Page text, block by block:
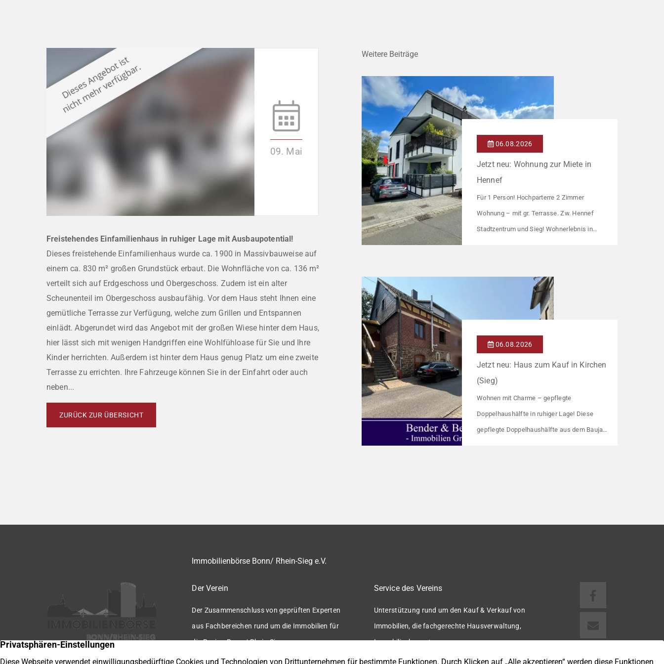
09. Mai
Freistehendes Einfamilienhaus in ruhiger Lage mit Ausbaupotential!
Dieses freistehende Einfamilienhaus wurde ca. 1900 in Massivbauweise auf
einem ca. 830 m² großen Grundstück erbaut. Die Wohnfläche von ca. 136 m²
verteilt sich auf Erdgeschoss und Obergeschoss. Zudem ist ein alter
Scheunenteil im Obergeschoss ausbaufähig. Vor dem Haus steht Ihnen eine
gemütliche Terrasse zur Verfügung, welche zum Grillen und Entspannen
einlädt. Abgerundet wird das Angebot mit der großen Wiese hinter dem Haus,
hier lässt sich mit wenigen Handgriffen eine Wohlfühloase für Sie und Ihre
Kinder herrichten. Außerdem ist hinter dem Haus genug Platz um eine zweite
Terrasse zu errichten. Ihre Fahrzeuge können Sie in der Einfahrt oder auch
neben...
ZURÜCK ZUR ÜBERSICHT
Weitere Beiträge
06.08.2026
Jetzt neu: Wohnung zur Miete in
Hennef
Für 1 Person! Hochparterre 2 Zimmer
Wohnung – mit gr. Terrasse. Zw. Hennef
Stadtzentrum und Sieg! Wohnerlebnis in
überzeugt durch ihre moderne
Raumaufteilung und zahlreiche hochwertige
Ausstattungsmerkmale: Parkettboden in den
Fensterfronten Fußbodenheizung Modern
gefliestes Badezimmer mit großem
06.08.2026
Jetzt neu: Haus zum Kauf in Kirchen
(Sieg)
Wohnen mit Charme – gepflegte
Doppelhaushälfte in ruhiger Lage! Diese
gepflegte Doppelhaushälfte aus dem Baujahr
Wohnräume präsentieren sich in einem
Immobilienbörse Bonn/ Rhein-Sieg e.V.
Der Verein
Der Zusammenschluss von geprüften Experten
aus Fachbereichen rund um die Immobilien für
die Region Bonn / Rhein-Sieg.
Service des Vereins
Unterstützung rund um den Kauf & Verkauf von
Immobilien, die fachgerechte Hausverwaltung,
Immobilienbewertung u.v.m.